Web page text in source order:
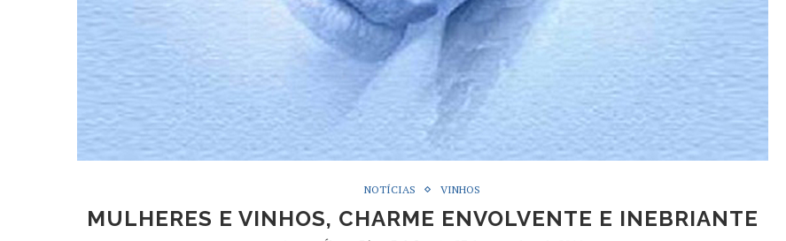
NOTÍCIAS VINHOS
MULHERES E VINHOS, CHARME ENVOLVENTE E INEBRIANTE